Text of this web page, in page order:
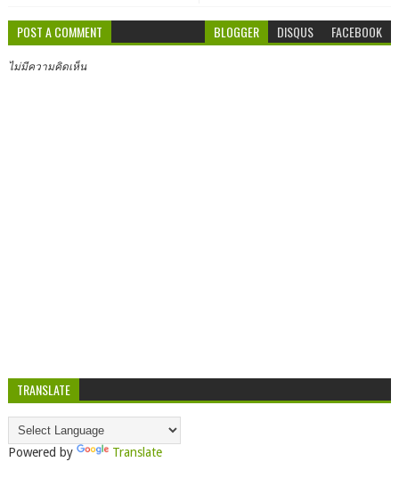
POST A COMMENT BLOGGER DISQUS FACEBOOK
ไม่มีความคิดเห็น
TRANSLATE
Powered by Translate